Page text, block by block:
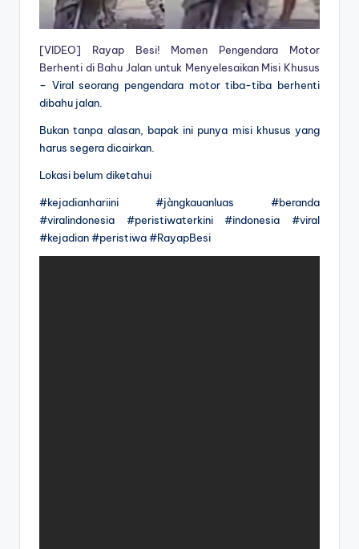
[VIDEO] Rayap Besi! Momen Pengendara Motor
Berhenti di Bahu Jalan untuk Menyelesaikan Misi Khusus
– Viral seorang pengendara motor tiba-tiba berhenti
dibahu jalan.
Bukan tanpa alasan, bapak ini punya misi khusus yang
harus segera dicairkan.
Lokasi belum diketahui
#kejadianhariini #jàngkauanluas #beranda
#viralindonesia #peristiwaterkini #indonesia #viral
#kejadian #peristiwa #RayapBesi